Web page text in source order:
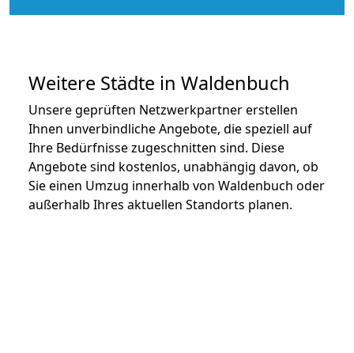
Weitere Städte in Waldenbuch
Unsere geprüften Netzwerkpartner erstellen
Ihnen unverbindliche Angebote, die speziell auf
Ihre Bedürfnisse zugeschnitten sind. Diese
Angebote sind kostenlos, unabhängig davon, ob
Sie einen Umzug innerhalb von Waldenbuch oder
außerhalb Ihres aktuellen Standorts planen.